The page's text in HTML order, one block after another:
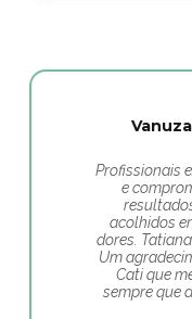
Profissionais
e
acolhidos
dores.
Um
Cati que
sempre que